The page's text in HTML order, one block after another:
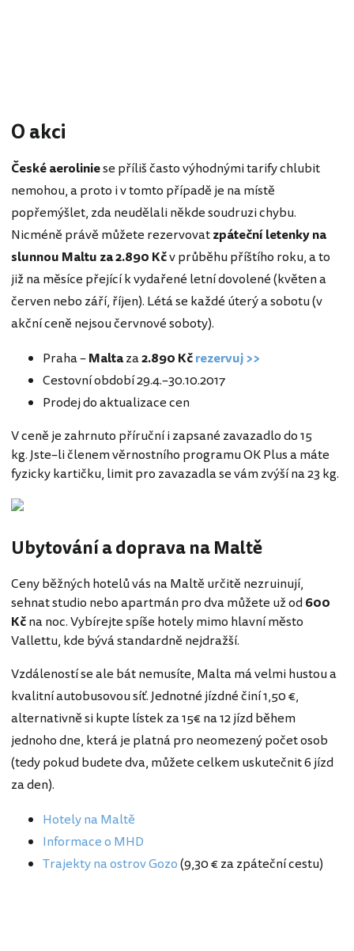
O akci
České aeroliniese příliš často výhodnými tarify chlubit
nemohou, a proto i v tomto případě je na místě
popřemýšlet, zda neudělali někde soudruzi chybu.
Nicméně právě můžete rezervovatzpáteční letenky na
slunnou Maltu za 2.890 Kčv průběhu příštího roku, a to
již na měsíce přející k vydařené letní dovolené (květen a
červen nebo září, říjen). Létá se každé úterý a sobotu (v
akční ceně nejsou červnové soboty).
Praha –Maltaza2.890 Kčrezervuj >>
Cestovní období 29.4.–30.10.2017
Prodej do aktualizace cen
V ceně je zahrnuto příruční i zapsané zavazadlo do 15
kg. Jste–li členem věrnostního programu OK Plus a máte
fyzicky kartičku, limit pro zavazadla se vám zvýší na 23 kg.
Ubytování a doprava na Maltě
Ceny běžných hotelů vás na Maltě určitě nezruinují,
sehnat studio nebo apartmán pro dva můžete už od600
Kčna noc. Vybírejte spíše hotely mimo hlavní město
Vallettu, kde bývá standardně nejdražší.
Vzdáleností se ale bát nemusíte, Malta má velmi hustou a
kvalitní autobusovou síť. Jednotné jízdné činí 1,50 €,
alternativně si kupte lístek za 15€ na 12 jízd během
jednoho dne, která je platná pro neomezený počet osob
(tedy pokud budete dva, můžete celkem uskutečnit 6 jízd
za den).
Hotely na Maltě
Informace o MHD
Trajekty na ostrov Gozo(9,30 € za zpáteční cestu)